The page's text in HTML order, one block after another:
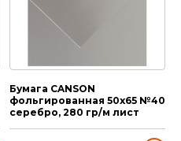
Бумага CANSON
фольгированная 50х65 №40
серебро, 280 гр/м лист